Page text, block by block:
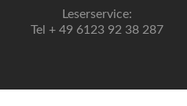
Leserservice:
Tel + 49 6123 92 38 287